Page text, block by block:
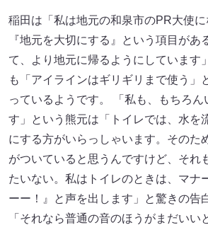
稲田は「私は地元の和泉市のPR大使に
『地元を大切にする』という項目があ
て、より地元に帰るようにしています
も「アイラインはギリギリまで使う」
っているようです。 「私も、もちろん
す」という熊元は「トイレでは、水を
にする方がいらっしゃいます。そのた
がついていると思うんですけど、それ
たいない。私はトイレのときは、マナ
ーー！』と声を出します」と驚きの告
「それなら普通の音のほうがまだいい